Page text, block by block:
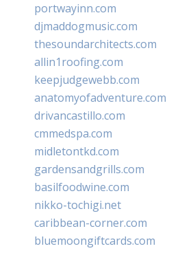
portwayinn.com
djmaddogmusic.com
thesoundarchitects.com
allin1roofing.com
keepjudgewebb.com
anatomyofadventure.com
drivancastillo.com
cmmedspa.com
midletontkd.com
gardensandgrills.com
basilfoodwine.com
nikko-tochigi.net
caribbean-corner.com
bluemoongiftcards.com